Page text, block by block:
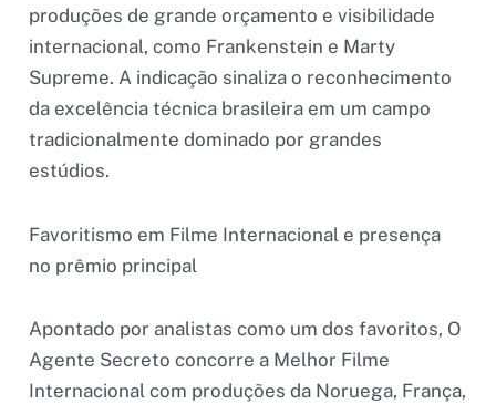
produções de grande orçamento e visibilidade
internacional, como Frankenstein e Marty
Supreme. A indicação sinaliza o reconhecimento
da excelência técnica brasileira em um campo
tradicionalmente dominado por grandes
estúdios.
Favoritismo em Filme Internacional e presença
no prêmio principal
Apontado por analistas como um dos favoritos, O
Agente Secreto concorre a Melhor Filme
Internacional com produções da Noruega, França,